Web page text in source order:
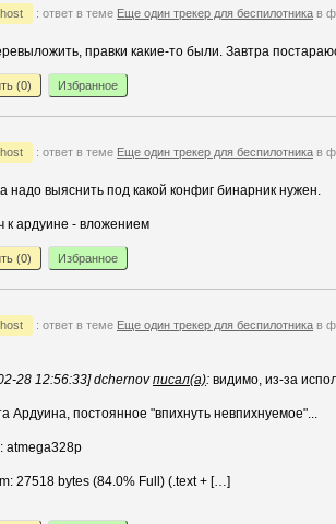
: ответ в теме Еще один трекер для беспилотника в
правки какие-то были. Завтра
(0) Избранное
: ответ в теме Еще один трекер для беспилотника в
надо выяснить под какой конфиг бинарник нужен.
к ардуине - вложением
(0) Избранное
: ответ в теме Еще один трекер для беспилотника в
28 12:56:33] dchernovписал(а): видимо, из-за
Ардуина, постоянное "впихнуть невпихнуемое"...
atmega328p
27518 bytes (84.0% Full) (.text + […]